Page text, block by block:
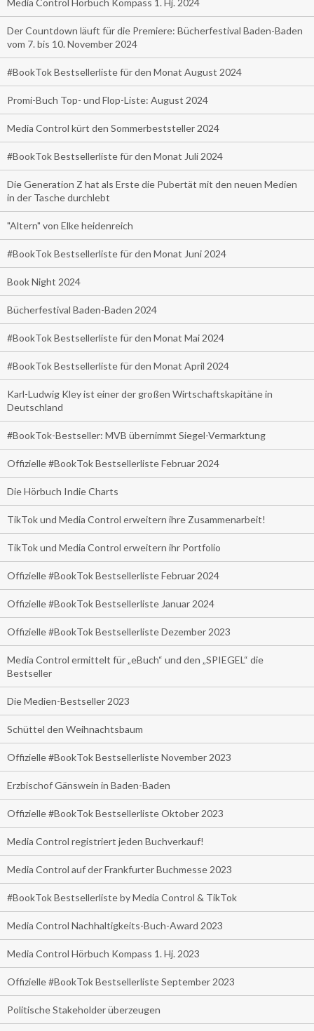
Media Control Hörbuch Kompass 1. Hj. 2024
Der Countdown läuft für die Premiere: Bücherfestival Baden-Baden
vom 7. bis 10. November 2024
#BookTok Bestsellerliste für den Monat August 2024
Promi-Buch Top- und Flop-Liste: August 2024
Media Control kürt den Sommerbeststeller 2024
#BookTok Bestsellerliste für den Monat Juli 2024
Die Generation Z hat als Erste die Pubertät mit den neuen Medien
in der Tasche durchlebt
"Altern" von Elke heidenreich
#BookTok Bestsellerliste für den Monat Juni 2024
Book Night 2024
Bücherfestival Baden-Baden 2024
#BookTok Bestsellerliste für den Monat Mai 2024
#BookTok Bestsellerliste für den Monat April 2024
Karl-Ludwig Kley ist einer der großen Wirtschaftskapitäne in
Deutschland
#BookTok-Bestseller: MVB übernimmt Siegel-Vermarktung
Offizielle #BookTok Bestsellerliste Februar 2024
Die Hörbuch Indie Charts
TikTok und Media Control erweitern ihre Zusammenarbeit!
TikTok und Media Control erweitern ihr Portfolio
Offizielle #BookTok Bestsellerliste Februar 2024
Offizielle #BookTok Bestsellerliste Januar 2024
Offizielle #BookTok Bestsellerliste Dezember 2023
Media Control ermittelt für „eBuch“ und den „SPIEGEL“ die
Bestseller
Die Medien-Bestseller 2023
Schüttel den Weihnachtsbaum
Offizielle #BookTok Bestsellerliste November 2023
Erzbischof Gänswein in Baden-Baden
Offizielle #BookTok Bestsellerliste Oktober 2023
Media Control registriert jeden Buchverkauf!
Media Control auf der Frankfurter Buchmesse 2023
#BookTok Bestsellerliste by Media Control & TikTok
Media Control Nachhaltigkeits-Buch-Award 2023
Media Control Hörbuch Kompass 1. Hj. 2023
Offizielle #BookTok Bestsellerliste September 2023
Politische Stakeholder überzeugen